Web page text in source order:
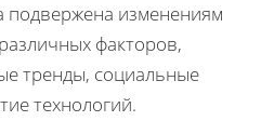
подвержена изменениям
факторов,
тренды, социальные
технологий.